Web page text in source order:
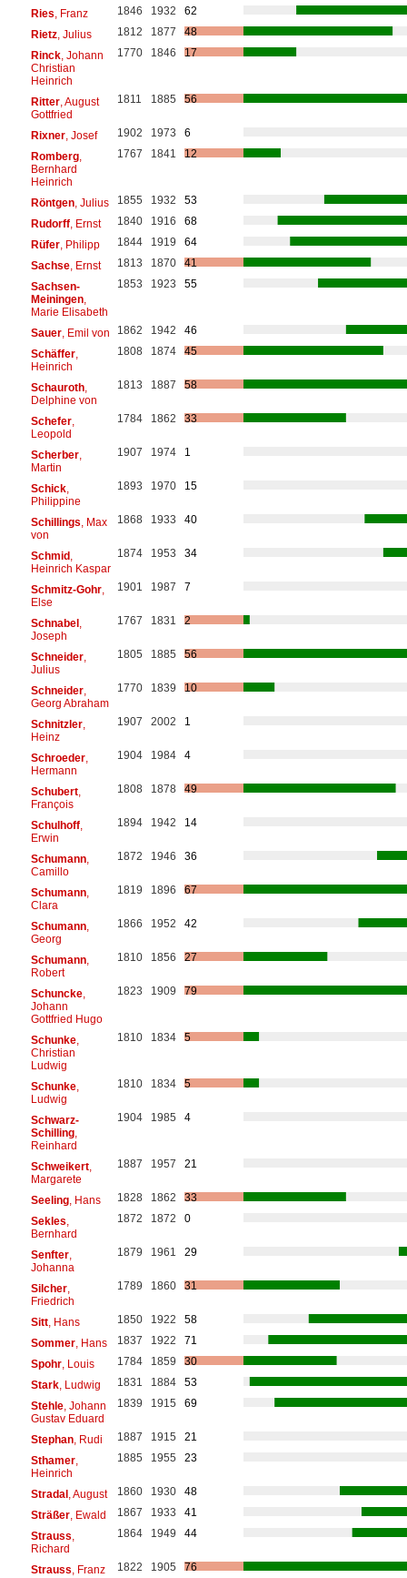
Ries , Franz 1846 1932
62
Rietz, Julius 1812 1877
48
Rinck, Johann
Christian
Heinrich
1770 1846 17
Ritter, August
Gottfried
1811 1885 56
Rixner, Josef 1902 1973
6
Romberg,
Bernhard
Heinrich
1767 1841 12
Röntgen, Julius 1855 1932
53
Rudorff, Ernst 1840 1916
68
Rüfer, Philipp 1844 1919
64
Sachse, Ernst 1813 1870
41
Sachsen-
Meiningen,
Marie Elisabeth
1853 1923 55
Sauer, Emil von 1862 1942
46
Schäffer,
Heinrich
1808 1874 45
Schauroth,
Delphine von
1813 1887 58
Schefer,
Leopold
1784 1862 33
Scherber,
Martin
1907 1974 1
Schick,
Philippine
1893 1970 15
Schillings , Max
von
1868 1933 40
Schmid,
Heinrich Kaspar
1874 1953 34
Schmitz-Gohr,
Else
1901 1987 7
Schnabel,
Joseph
1767 1831 2
Schneider,
Julius
1805 1885 56
Schneider,
Georg Abraham
1770 1839 10
Schnitzler,
Heinz
1907 2002 1
Schroeder,
Hermann
1904 1984 4
Schubert,
François
1808 1878 49
Schulhoff,
Erwin
1894 1942 14
Schumann,
Camillo
1872 1946 36
Schumann,
Clara
1819 1896 67
Schumann,
Georg
1866 1952 42
Schumann,
Robert
1810 1856 27
Schuncke,
Johann
Gottfried Hugo
1823 1909 79
Schunke,
Christian
Ludwig
1810 1834 5
Schunke,
Ludwig
1810 1834 5
Schwarz-
Schilling,
Reinhard
1904 1985 4
Schweikert,
Margarete
1887 1957 21
Seeling, Hans 1828 1862
33
Sekles
Bernhard
1872 1872 0
Senfter,
Johanna
1879 1961 29
Silcher,
Friedrich
1789 1860 31
Sitt, Hans 1850 1922
58
Sommer, Hans 1837 1922
71
Spohr, Louis 1784 1859
30
Stark, Ludwig 1831 1884
53
Stehle, Johann
Gustav Eduard
1839 1915 69
Stephan, Rudi 1887 1915
21
Sthamer,
Heinrich
1885 1955 23
Stradal, August 1860 1930
48
Sträßer, Ewald 1867 1933
41
Strauss
Richard
1864 1949 44
Strauss , Franz 1822 1905 76